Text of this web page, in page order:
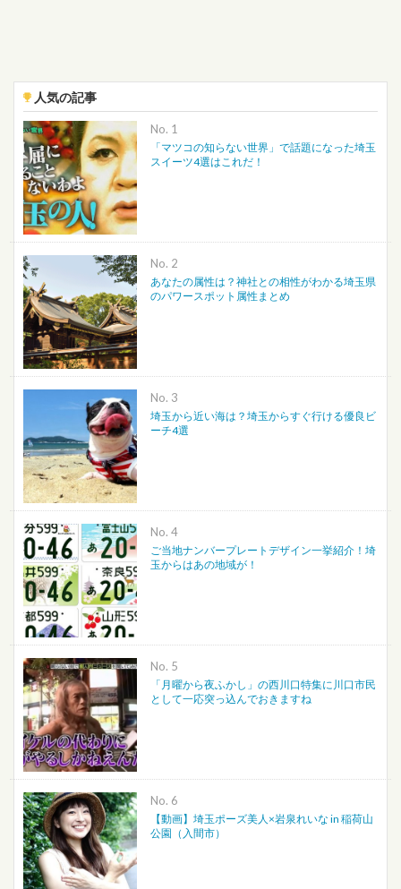
人気の記事
No.
「マツコの知らない世界」で話題になった埼玉
スイーツ4選はこれだ！
No.
あなたの属性は？神社との相性がわかる埼玉県
のパワースポット属性まとめ
No.
埼玉から近い海は？埼玉からすぐ行ける優良ビ
ーチ4選
No.
ご当地ナンバープレートデザイン一挙紹介！埼
玉からはあの地域が！
No.
「月曜から夜ふかし」の西川口特集に川口市民
として一応突っ込んでおきますね
No.
【動画】埼玉ポーズ美人×岩泉れいな in 稲荷山
公園（入間市）